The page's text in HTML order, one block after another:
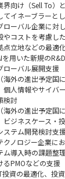
界向け（Sell To）
てイネーブラーと
ローバル企業に対
やコストを考慮し
点立地などの最適化
を用いた新規の
ーバル展開支援
海外の進出予定国
個人情報やサイバ
検討
海外の進出予定国
ビジネスケース・
テム開発検討支援
クノロジー企業に
ム導入時の課題整
るPMOなどの支援
投資の最適化、投